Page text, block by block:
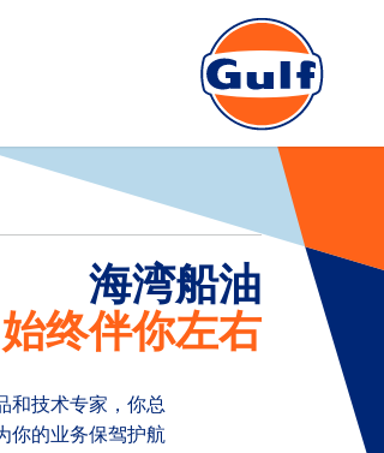
海湾船油
始终伴你左右
和技术专家，你总
你的业务保驾护航